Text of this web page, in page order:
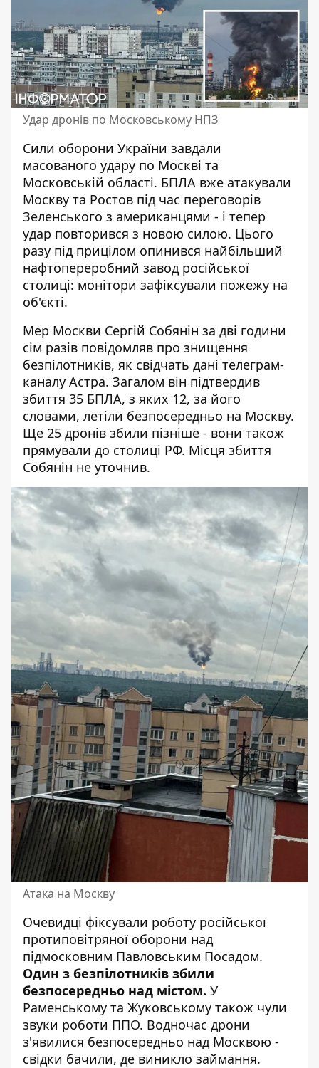
Удар дронів по Московському НПЗ
Сили оборони України завдали
масованого удару по Москві та
Московській області. БПЛА вже атакували
Москву та Ростов під час переговорів
Зеленського з американцями - і тепер
удар повторився з новою силою. Цього
разу під прицілом опинився найбільший
нафтопереробний завод російської
столиці: монітори зафіксували пожежу на
об'єкті.
Мер Москви Сергій Собянін за дві години
сім разів повідомляв про знищення
безпілотників, як свідчать дані телеграм-
каналу Астра. Загалом він підтвердив
збиття 35 БПЛА, з яких 12, за його
словами, летіли безпосередньо на Москву.
Ще 25 дронів збили пізніше - вони також
прямували до столиці РФ. Місця збиття
Собянін не уточнив.
Атака на Москву
Очевидці фіксували роботу російської
протиповітряної оборони над
підмосковним Павловським Посадом.
Один з безпілотників збили
безпосередньо над містом. У
Раменському та Жуковському також чули
звуки роботи ППО. Водночас дрони
з'явилися безпосередньо над Москвою -
свідки бачили, де виникло займання.